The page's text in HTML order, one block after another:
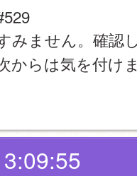
みません。確認
からは気を付け